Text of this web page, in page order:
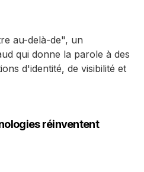
au-delà-de", un
qui donne la parole à des
d'identité, de visibilité et
réinventent